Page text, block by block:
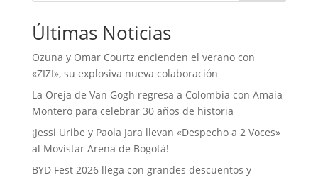
Últimas Noticias
Ozuna y Omar Courtz encienden el verano con
«ZIZI», su explosiva nueva colaboración
La Oreja de Van Gogh regresa a Colombia con Amaia
Montero para celebrar 30 años de historia
¡Jessi Uribe y Paola Jara llevan «Despecho a 2 Voces»
al Movistar Arena de Bogotá!
BYD Fest 2026 llega con grandes descuentos y